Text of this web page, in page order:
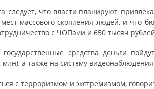
следует, что власти планируют
массового скопления людей, и что
с ЧОПами и 650 тысяч
государственные средства деньги
млн), а также на систему
с терроризмом и экстремизмом,